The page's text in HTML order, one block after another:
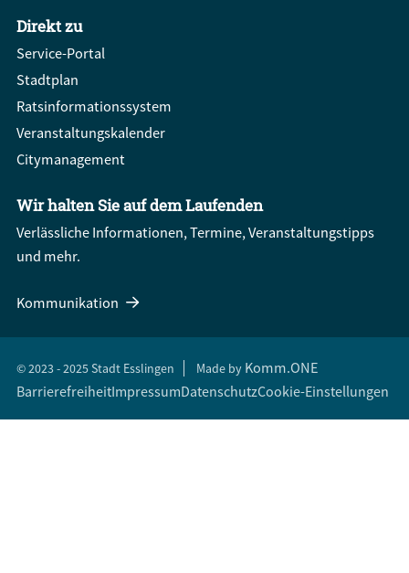
Direkt zu
Service-Portal
Stadtplan
Ratsinformationssystem
Veranstaltungskalender
Citymanagement
Wir halten Sie auf dem Laufenden
Verlässliche Informationen, Termine, Veranstaltungstipps
und mehr.
Kommunikation
© 2023 - 2025 Stadt Esslingen Made by Komm.ONE
BarrierefreiheitImpressumDatenschutzCookie-Einstellungen